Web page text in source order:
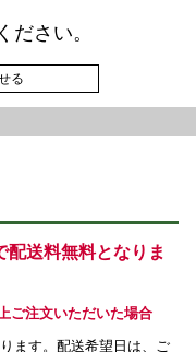
ださい。
る